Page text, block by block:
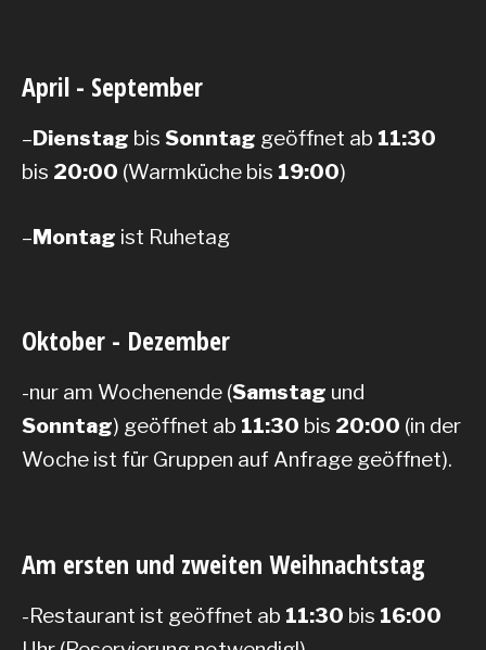
April - September
–Dienstag bis Sonntag geöffnet ab 11:30
bis 20:00 (Warmküche bis 19:00)
–Montag ist Ruhetag
Oktober - Dezember
-nur am Wochenende (Samstag und
Sonntag) geöffnet ab 11:30 bis 20:00 (in der
Woche ist für Gruppen auf Anfrage geöffnet).
Am ersten und zweiten Weihnachtstag
-Restaurant ist geöffnet ab 11:30 bis 16:00